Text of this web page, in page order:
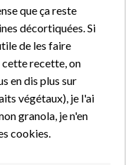
que ça reste
décortiquées. Si
de les faire
cette recette, on
en dis plus sur
végétaux), je l'ai
granola, je n'en
cookies.